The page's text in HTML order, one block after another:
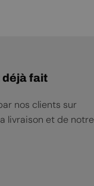
déjà fait
nos clients sur
livraison et de notre